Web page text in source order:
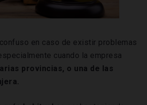
en caso de existir problemas
cuando la empresa
provincias, o una de las